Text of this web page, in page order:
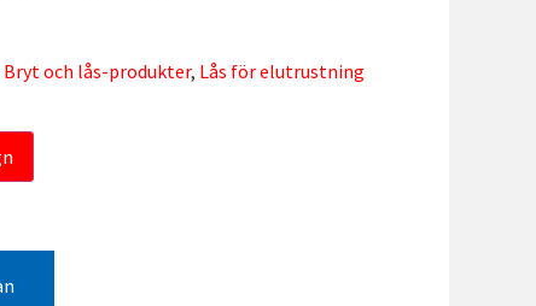
och lås-produkter, Lås för elutrustning